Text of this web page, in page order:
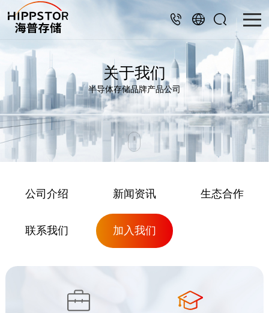
关于我们
半导体存储品牌产品公司
公司介绍 新闻资讯 生态合作
联系我们 加入我们